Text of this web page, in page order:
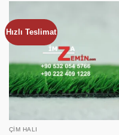
Hızlı Teslimat
ÇIM HALI